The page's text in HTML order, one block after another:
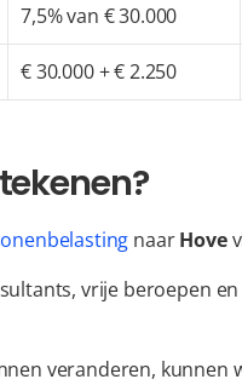
7,5% van € 30.000
€ 30.000 + € 2.250
naar Hove
vrije beroepen
veranderen, kunnen